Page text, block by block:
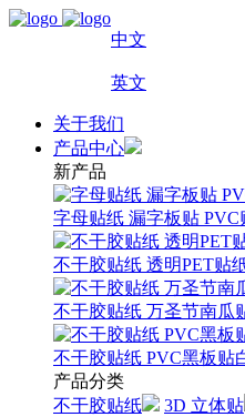
中文
英文
关于我们
产品中心
新产品
字母贴纸 漏字板贴 PVC
不干胶贴纸 透明PET贴
不干胶贴纸 万圣节南瓜
不干胶贴纸 PVC黑板贴
产品分类
不干胶贴纸
3D 立体贴